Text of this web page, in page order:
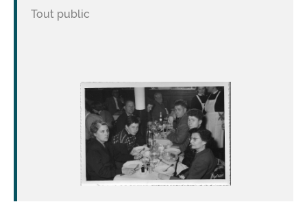
Tout public
Image